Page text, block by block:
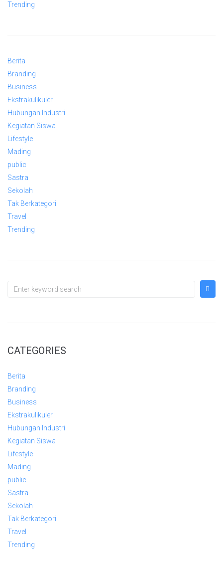
Trending
Berita
Branding
Business
Ekstrakulikuler
Hubungan Industri
Kegiatan Siswa
Lifestyle
Mading
public
Sastra
Sekolah
Tak Berkategori
Travel
Trending
CATEGORIES
Berita
Branding
Business
Ekstrakulikuler
Hubungan Industri
Kegiatan Siswa
Lifestyle
Mading
public
Sastra
Sekolah
Tak Berkategori
Travel
Trending